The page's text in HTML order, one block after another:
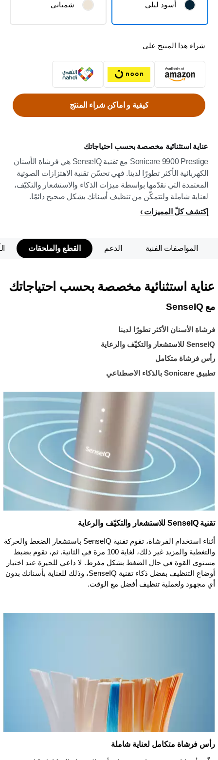
عناية استثنائية مخصصة بحسب احتياجاتك
Sonicare 9900 Prestige مع تقنية SenseIQ هي فرشاة الأسنان
الكهربائية الأكثر تطورًا لدينا. فهي تحسّن تقنية الاهتزازات الصوتية
المعتمدة التي نقدّمها بواسطة ميزات الذكاء والاستشعار والتكيّف،
لعناية شاملة ولتتمكّن من تنظيف أسنانك بشكل صحيح دائمًا.
إكتشف كلّ المميزات
أسود ليلي شمباني
شراء هذا المنتج على
كيفية و اماكن شراء المنتج
المواصفات الفنية الدعم القطع والملحقات
عناية استثنائية مخصصة بحسب احتياجاتك
مع SenseIQ
فرشاة الأسنان الأكثر تطورًا لدينا
SenseIQ للاستشعار والتكيّف والرعاية
رأس فرشاة متكامل
تطبيق Sonicare بالذكاء الاصطناعي
تقنية SenseIQ للاستشعار والتكيّف والرعاية
أثناء استخدام الفرشاة، تقوم تقنية SenseIQ باستشعار الضغط والحركة
والتغطية والمزيد غير ذلك، لغاية 100 مرة في الثانية. ثم، تقوم بضبط
مستوى القوة في حال الضغط بشكل مفرط. لا داعي للحيرة عند اختيار
أوضاع التنظيف بفضل ذكاء تقنية SenseIQ، وذلك للعناية بأسنانك بدون
أي مجهود ولعملية تنظيف أفضل مع الوقت.
رأس فرشاة متكامل لعناية شاملة